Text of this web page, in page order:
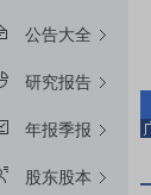
公告大全
研究报告
年报季报
股东股本